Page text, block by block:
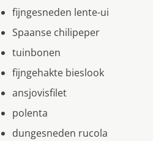
fijngesneden lente-ui
Spaanse chilipeper
tuinbonen
fijngehakte bieslook
ansjovisfilet
polenta
dungesneden rucola